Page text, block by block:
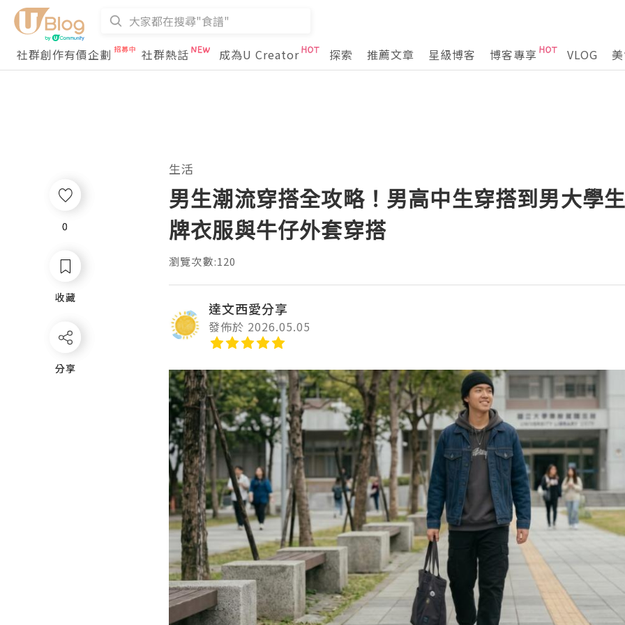
社群創作有價企劃 社群熱話 成為U Creator 探索 推薦文章 星級博客 博客專享 VLOG
0
收藏
分享
生活
男生潮流穿搭全攻略！男高中生穿搭到男大學
牌衣服與牛仔外套穿搭
瀏覽次數:120
達文西愛分享
發佈於 2026.05.05
0
收藏
分享